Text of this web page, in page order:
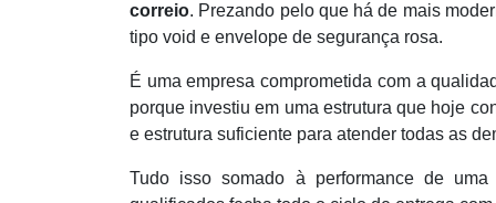
correio. Prezando pelo que há de mais
tipo void e envelope de segurança rosa.
É uma empresa comprometida com a
porque investiu em uma estrutura que hoje
e estrutura suficiente para atender todas as
Tudo isso somado à performance de